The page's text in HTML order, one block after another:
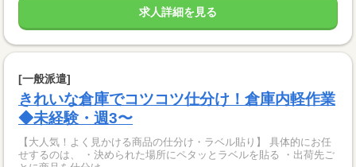
求人詳細を見る
[一般派遣]
きれいな倉庫でコツコツ仕分け！倉庫内軽作業
◆未経験・週3〜
【大人気！よく見かける商品の仕分け・ラベル貼り】 具体的にお任
せするのは、 ・決められた場所にペタッとラベルを貼る ・出荷先ご